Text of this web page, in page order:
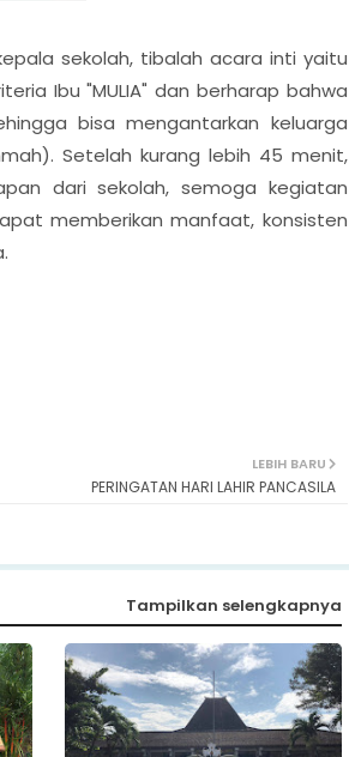
sekolah, tibalah acara inti yaitu
Ibu "MULIA" dan berharap bahwa
bisa mengantarkan keluarga
Setelah kurang lebih 45 menit,
dari sekolah, semoga kegiatan
memberikan manfaat, konsisten
LEBIH BARU
PERINGATAN HARI LAHIR PANCASILA
Tampilkan selengkapnya